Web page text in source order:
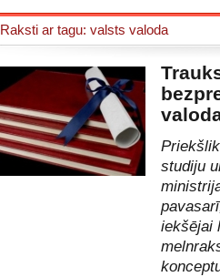
Raksti ar tagu: valsts valoda
studiju
iekšējai